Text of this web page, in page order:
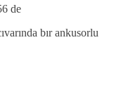
de
bır ankusorlu